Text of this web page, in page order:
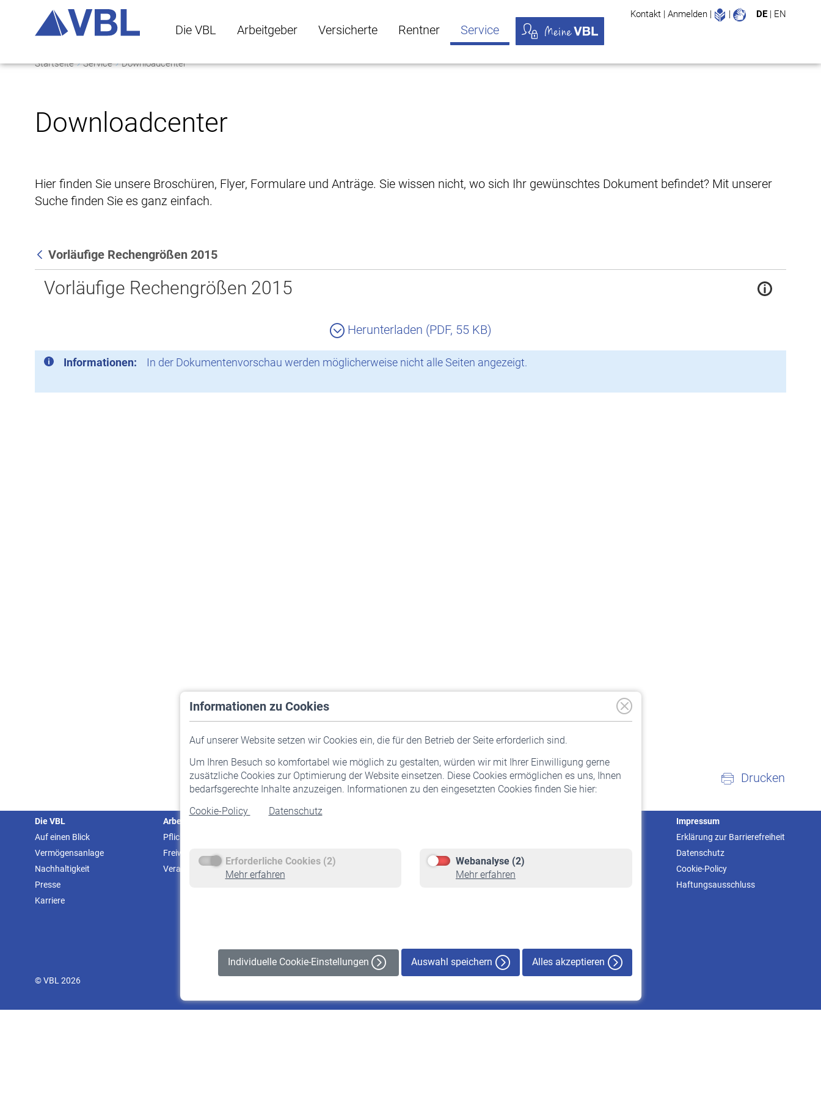
Die VBL Arbeitgeber Versicherte Rentner Service
Kontakt | Anmelden | Leichte Sprache
| DE | EN
Startseite Service Downloadcenter
Downloadcenter
Hier finden Sie unsere Broschüren, Flyer, Formulare und Anträge. Sie wissen nicht, wo sich Ihr gewünschtes Dokument befindet? Mit unserer
Suche finden Sie es ganz einfach.
Zurück
Vorläufige Rechengrößen 2015
Vorläufige Rechengrößen 2015
Herunterladen (PDF, 55 KB)
Informationen: In der Dokumentenvorschau werden möglicherweise nicht alle Seiten angezeigt.
Informationen zu Cookies
Auf unserer Website setzen wir Cookies ein, die für den Betrieb der Seite erforderlich sind.
Um Ihren Besuch so komfortabel wie möglich zu gestalten, würden wir mit Ihrer Einwilligung gerne
zusätzliche Cookies zur Optimierung der Website einsetzen. Diese Cookies ermöglichen es uns, Ihnen
bedarfsgerechte Inhalte anzuzeigen. Informationen zu den eingesetzten Cookies finden Sie hier:
Cookie-Policy
Datenschutz
Erforderliche Cookies (2)
Mehr erfahren
Webanalyse (2)
Mehr erfahren
Individuelle Cookie-Einstellungen Auswahl speichern Alles akzeptieren
Drucken
Die VBL
Auf einen Blick
Vermögensanlage
Nachhaltigkeit
Presse
Karriere
Arbeitgeber
Pflichtversicherung
Freiwillige Versicherung
Veranstaltungen
Staatliche Förderung
Rente beantragen
Rentenauszahlung
Impressum
Erklärung zur Barrierefreiheit
Datenschutz
Cookie-Policy
Haftungsausschluss
© VBL 2026